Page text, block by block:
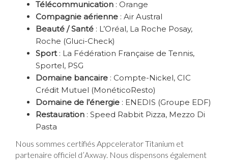
Télécommunication : Orange
Compagnie aérienne : Air Austral
Beauté / Santé : L’Oréal, La Roche Posay,
Roche (Gluci-Check)
Sport: La Fédération Française de Tennis,
Sportel, PSG
Domaine bancaire : Compte-Nickel, CIC
Crédit Mutuel (MonéticoResto)
Domaine de l’énergie : ENEDIS (Groupe EDF)
Restauration : Speed Rabbit Pizza, Mezzo Di
Pasta
Nous sommes certifiés Appcelerator Titanium et
partenaire officiel d’Axway. Nous dispensons également